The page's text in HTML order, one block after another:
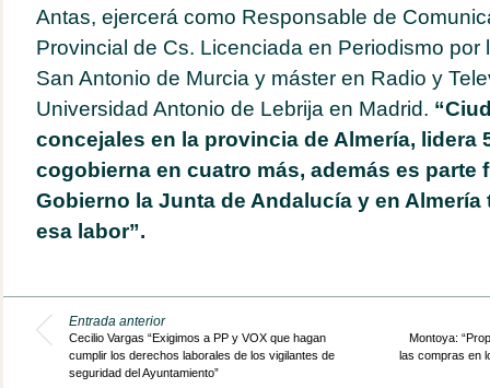
Antas, ejercerá como Responsable de
Provincial de Cs. Licenciada en Periodismo por
San Antonio de Murcia y máster en Radio y
Universidad Antonio de Lebrija en Madrid.
concejales en la provincia de Almería, lidera
cogobierna en cuatro más, además es parte
Gobierno la Junta de Andalucía y en
esa labor”.
Entrada anterior
Cecilio Vargas “Exigimos a PP y VOX que hagan
cumplir los derechos laborales de los vigilantes de
seguridad del Ayuntamiento”
Montoya:
las compras en